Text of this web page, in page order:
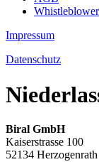
Whistleblower
Impressum
Datenschutz
Biral GmbH
Kaiserstrasse 100
52134 Herzogenrath